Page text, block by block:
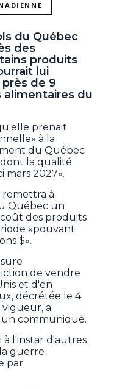
du Québec
des
produits
lui
de 9
alimentaires du
prenait
à la
du Québec
la qualité
mars 2027».
remettra à
Québec un
des produits
«pouvant
$».
de vendre
et d'en
décrétée le 4
a
un communiqué.
à l'instar d'autres
guerre
par